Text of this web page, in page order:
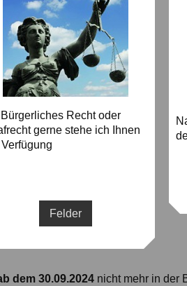
Recht oder
gerne stehe ich Ihnen
Felder
dem 30.09.2024nicht mehr in der